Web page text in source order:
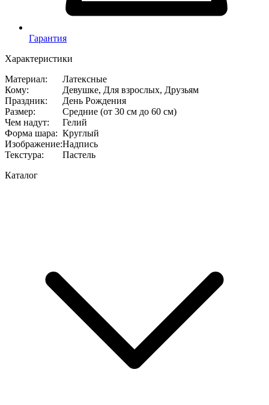
Гарантия
Характеристики
Материал:
Латексные
Кому:
Девушке, Для взрослых, Друзьям
Праздник:
День Рождения
Размер:
Средние (от 30 см до 60 см)
Чем надут:
Гелий
Форма шара: Круглый
Изображение:Надпись
Текстура:
Пастель
Каталог